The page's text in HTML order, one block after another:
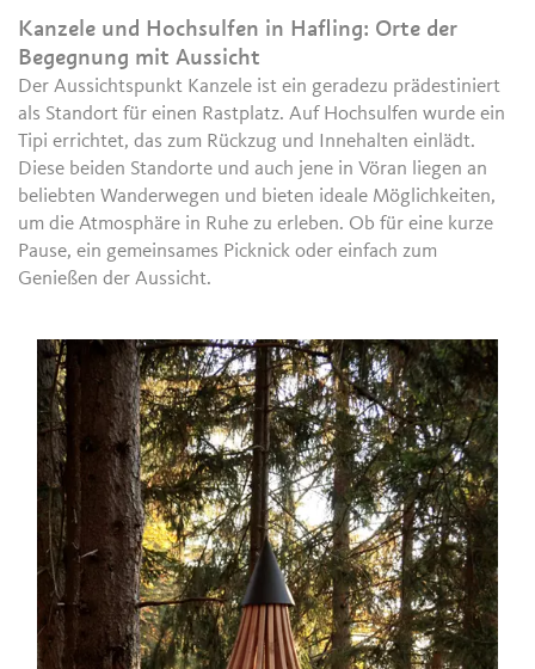
Kanzele und Hochsulfen in Hafling: Orte der
Begegnung mit Aussicht
Der Aussichtspunkt Kanzele ist ein geradezu prädestiniert
als Standort für einen Rastplatz. Auf Hochsulfen wurde ein
Tipi errichtet, das zum Rückzug und Innehalten einlädt.
Diese beiden Standorte und auch jene in Vöran liegen an
beliebten Wanderwegen und bieten ideale Möglichkeiten,
um die Atmosphäre in Ruhe zu erleben. Ob für eine kurze
Pause, ein gemeinsames Picknick oder einfach zum
Genießen der Aussicht.